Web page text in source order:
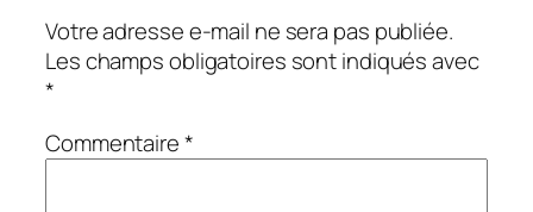
Votre adresse e-mail ne sera pas publiée.
Les champs obligatoires sont indiqués avec
*
Commentaire*